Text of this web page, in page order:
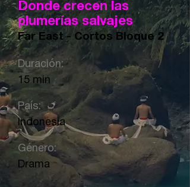
Donde crecen las
plumerías salvajes
Far East - Cortos Bloque 2
Duración:
15 min
País:
Indonesia
Género:
Drama